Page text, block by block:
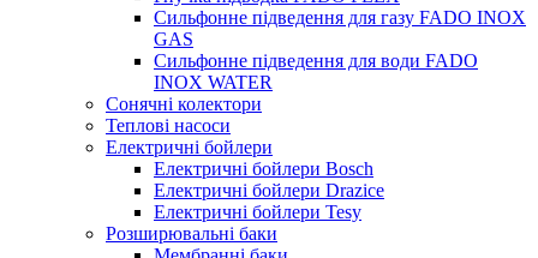
Сильфонне підведення для газу FADO INOX
GAS
Сильфонне підведення для води FADO
INOX WATER
Сонячні колектори
Теплові насоси
Електричні бойлери
Електричні бойлери Bosch
Електричні бойлери Drazice
Електричні бойлери Tesy
Розширювальні баки